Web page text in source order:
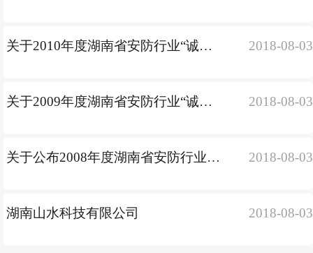
关于2010年度湖南省安防行业“诚信企业”评选结 2018-08-03
关于2009年度湖南省安防行业“诚信企业”评选结 2018-08-03
关于公布2008年度湖南省安防行业“诚信企业”名 2018-08-03
湖南山水科技有限公司 2018-08-03